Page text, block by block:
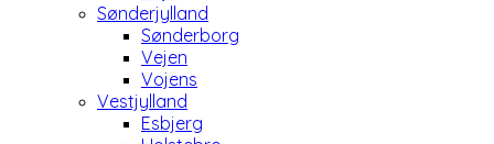
Sønderjylland
Sønderborg
Vejen
Vojens
Vestjylland
Esbjerg